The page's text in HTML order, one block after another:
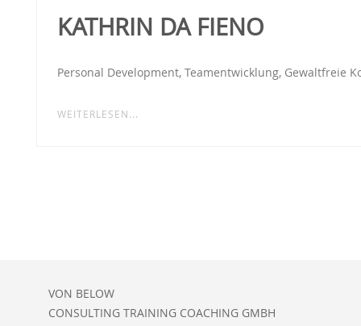
KATHRIN DA FIENO
Personal Development, Teamentwicklung, Gewaltfreie
WEITERLESEN...
VON BELOW
CONSULTING TRAINING COACHING GMBH